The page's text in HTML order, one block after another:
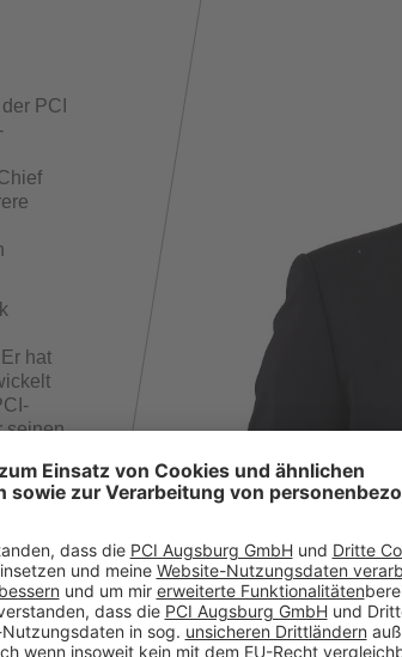
PCI
hat
seinen
der
eine
Sika,
in